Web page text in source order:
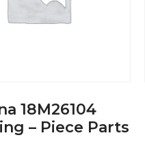
18M26104
– Piece Parts